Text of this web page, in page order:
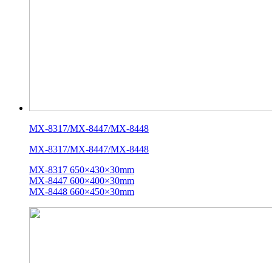
MX-8317/MX-8447/MX-8448
MX-8317/MX-8447/MX-8448
MX-8317 650×430×30mm
MX-8447 600×400×30mm
MX-8448 660×450×30mm